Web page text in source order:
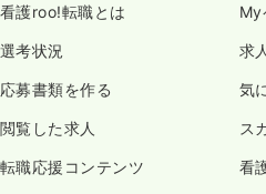
看護roo!転職とは My
選考状況 求
応募書類を作る 気
閲覧した求人 ス
転職応援コンテンツ 看